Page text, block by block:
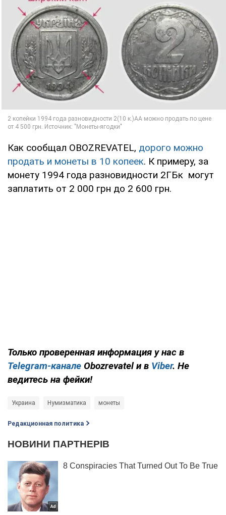
Как сообщал OBOZREVATEL, дорого можно
продать и монеты в 10 копеек. К примеру, за
монету 1994 года разновидности 2ГБк могут
заплатить от 2 000 грн до 2 600 грн.
Только проверенная информация у нас в
Telegram-канале Obozrevatel и в Viber. Не
ведитесь на фейки!
Украина Нумизматика монеты
Редакционная политика